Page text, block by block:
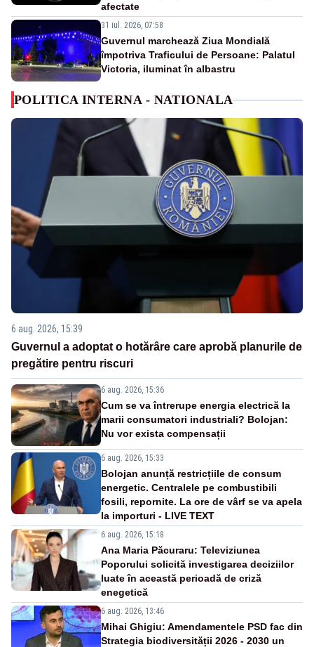
afectate
31 iul. 2026, 07:58
Guvernul marchează Ziua Mondială
împotriva Traficului de Persoane: Palatul
Victoria, iluminat în albastru
POLITICA INTERNA - NATIONALA
6 aug. 2026, 15:39
Guvernul a adoptat o hotărâre care aprobă planurile de
pregătire pentru riscuri
6 aug. 2026, 15:36
Cum se va întrerupe energia electrică la
marii consumatori industriali? Bolojan:
Nu vor exista compensații
6 aug. 2026, 15:33
Bolojan anunță restricțiile de consum
energetic. Centralele pe combustibili
fosili, repornite. La ore de vârf se va apela
la importuri - LIVE TEXT
6 aug. 2026, 15:18
Ana Maria Păcuraru: Televiziunea
Poporului solicită investigarea deciziilor
luate în această perioadă de criză
enegetică
6 aug. 2026, 13:46
Mihai Ghigiu: Amendamentele PSD fac din
Strategia biodiversității 2026 - 2030 un